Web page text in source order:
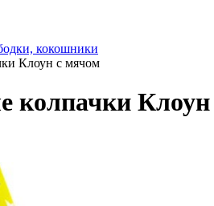
кокошники
Клоун с мячом
колпачки Клоун